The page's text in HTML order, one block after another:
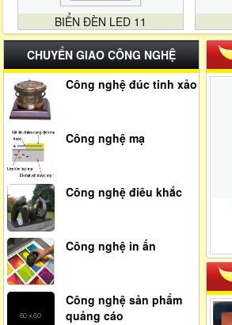
BIỂN ĐÈN LED 11
CHUYỂN GIAO CÔNG NGHỆ
Công nghệ đúc tinh xảo
Công nghệ mạ
Công nghệ điêu khắc
Công nghệ in ấn
Công nghệ sản phẩm
quảng cáo